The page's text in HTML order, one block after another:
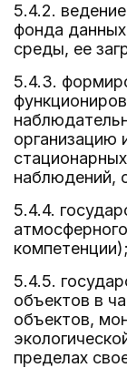
5.4.2.
фонда
среды, ее
5.4.3.
организацию
наблюдений,
5.4.4.
компетенции);
5.4.5.
объектов в
объектов,
пределах